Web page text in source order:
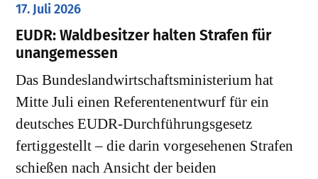
17. Juli 2026
EUDR: Waldbesitzer halten Strafen für
unangemessen
Das Bundeslandwirtschaftsministerium hat
Mitte Juli einen Referentenentwurf für ein
deutsches EUDR-Durchführungsgesetz
fertiggestellt – die darin vorgesehenen Strafen
schießen nach Ansicht der beiden